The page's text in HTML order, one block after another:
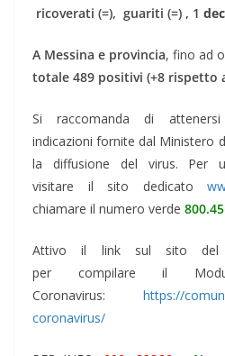
ricoverati (=), guariti (=) , 1
A Messina e provincia, fino ad
totale 489 positivi (+8 rispetto
Si raccomanda di attenersi
indicazioni fornite dal Ministero
la diffusione del virus. Per
visitare il sito dedicato
chiamare il numero verde
Attivo il link sul sito del
per compilare il
Coronavirus: https://
coronavirus/